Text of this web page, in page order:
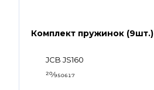
Комплект пружинок (9шт.)
JCB JS160
20⁄950617